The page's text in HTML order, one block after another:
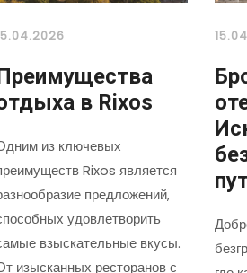
в Rixos
из ключевых
Rixos является
предложений,
удовлетворить
взыскательные вкусы.
изысканных ресторанов с